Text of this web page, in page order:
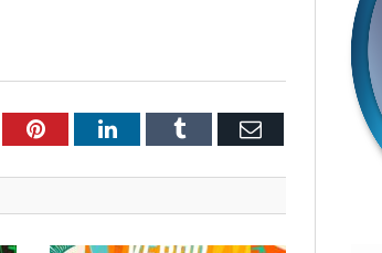
PinterestLinkedInTumblr Email